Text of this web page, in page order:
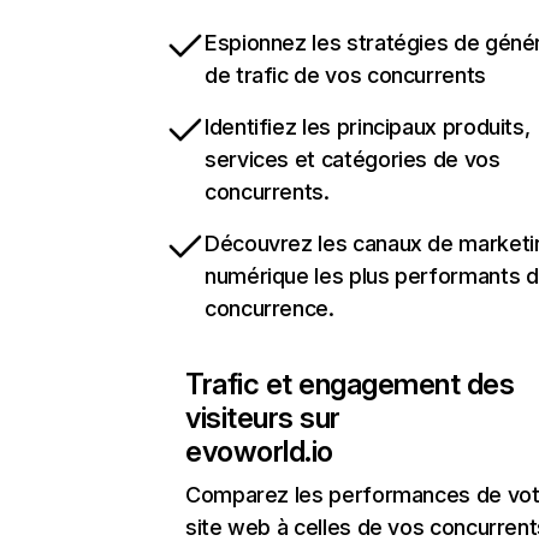
Espionnez les stratégies de
de trafic de vos concurrents
Identifiez les principaux produits,
services et catégories de vos
concurrents.
Découvrez les canaux de
numérique les plus performants
concurrence.
Trafic et engagement des
visiteurs sur
evoworld.io
Comparez les performances de
site web à celles de vos